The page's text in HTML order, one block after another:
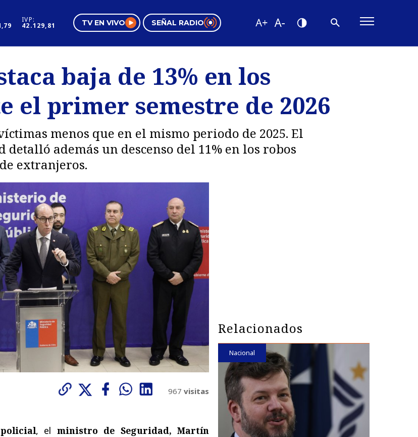
IVP:
42.129,81 TV EN VIVO SEÑAL RADIO
Negocios
Pura Mujer
Tendencias
Videos
baja de 13% en los
el primer semestre de 2026
menos que en el mismo periodo de 2025. El
además un descenso del 11% en los robos
extranjeros.
967 visitas
, el ministro de Seguridad, Martín
Relacionados
Nacional